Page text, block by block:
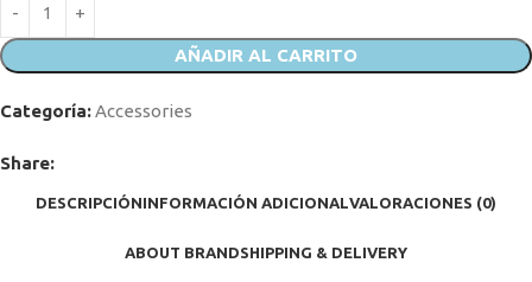
AÑADIR AL CARRITO
Categoría:Accessories
Share:
DESCRIPCIÓNINFORMACIÓN ADICIONAL VALORACIONES (0)
ABOUT BRANDSHIPPING & DELIVERY